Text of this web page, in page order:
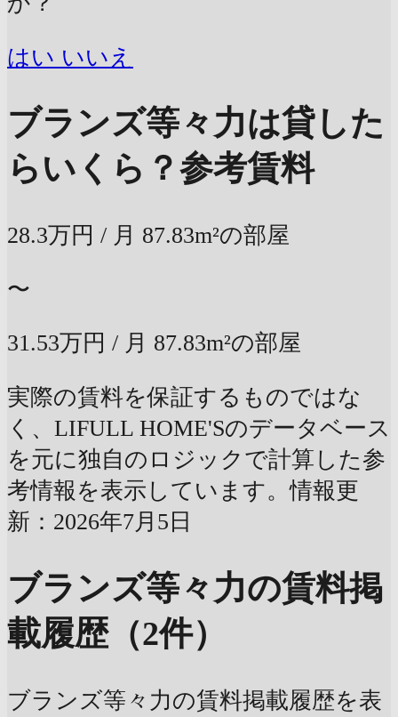
はい いいえ
ブランズ等々力は貸した
らいくら？参考賃料
28.3万円 / 月 87.83m²の部屋
〜
31.53万円 / 月 87.83m²の部屋
実際の賃料を保証するものではな
く、LIFULL HOME'Sのデータベース
を元に独自のロジックで計算した参
考情報を表示しています。情報更
新：2026年7月5日
ブランズ等々力の賃料掲
載履歴（2件）
ブランズ等々力の賃料掲載履歴を表